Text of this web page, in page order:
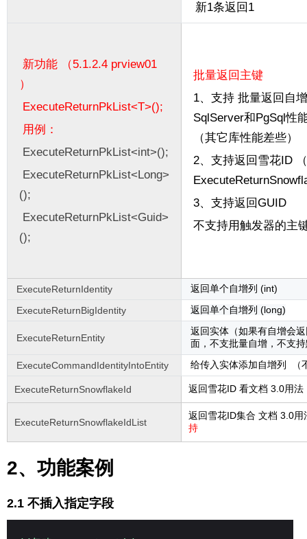
新1条返回1
新功能 （5.1.2.4 prview01
）
ExecuteReturnPkList<T>();
用例：
ExecuteReturnPkList<int>();
ExecuteReturnPkList<Long>
();
ExecuteReturnPkList<Guid>
();
批量返回主键
1、支持 批量返回自
SqlServer和PgSql性
（其它库性能差些）
2、支持返回雪花ID
3、支持返回GUID
不支持用触发器的主
ExecuteReturnIdentity
返回单个自增列 (int)
ExecuteReturnBigIdentity
返回单个自增列 (long)
ExecuteReturnEntity
返回实体（如果有自增会
面，不支批量自增，不支
ExecuteCommandIdentityIntoEntity
给传入实体添加自增列 （
ExecuteReturnSnowflakeId 返回雪花ID 看文档 3.0用
ExecuteReturnSnowflakeIdList
返回雪花ID集合 文档 3.0
持
2、功能案例
2.1 不插入指定字段